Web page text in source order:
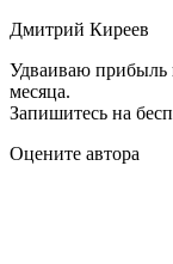
Дмитрий Киреев
Удваиваю прибыль
месяца.
Запишитесь на
Оцените автора